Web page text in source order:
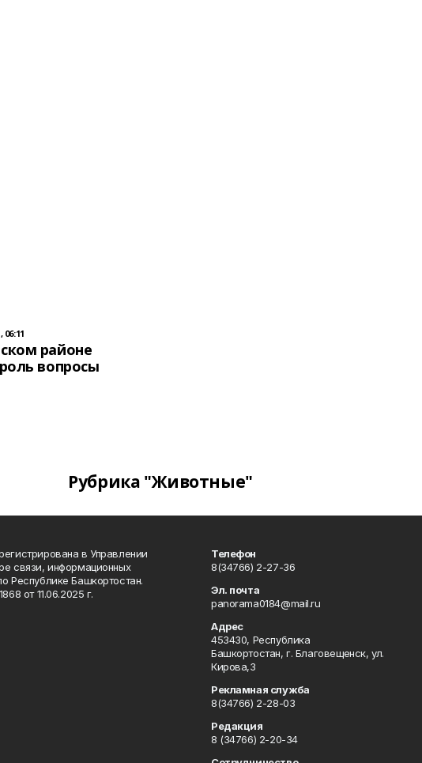
районе
вопросы
Рубрика "Животные"
в Управлении
связи, информационных
Республике Башкортостан.
от 11.06.2025 г.
Телефон
8(34766) 2-27-36
Эл. почта
panorama0184@mail.ru
Адрес
453430, Республика
Башкортостан, г. Благовещенск, ул.
Кирова,3
Рекламная служба
8(34766) 2-28-03
Редакция
8 (34766) 2-20-34